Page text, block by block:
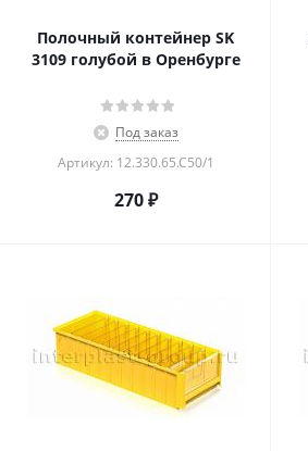
Полочный контейнер SK
3109 голубой в Оренбурге
Под заказ
Артикул: 12.330.65.С50/1
270₽